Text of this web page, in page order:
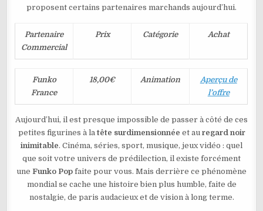
proposent certains partenaires marchands aujourd’hui.
Partenaire
Commercial
Prix Catégorie Achat
Funko
France
18,00€ Animation
Aperçu de
l’offre
Aujourd’hui, il est presque impossible de passer à côté de ces
petites figurines à latête surdimensionnée et au regard noir
inimitable. Cinéma, séries, sport, musique, jeux vidéo : quel
que soit votre univers de prédilection, il existe forcément
une Funko Pop faite pour vous. Mais derrière ce phénomène
mondial se cache une histoire bien plus humble, faite de
nostalgie, de paris audacieux et de vision à long terme.